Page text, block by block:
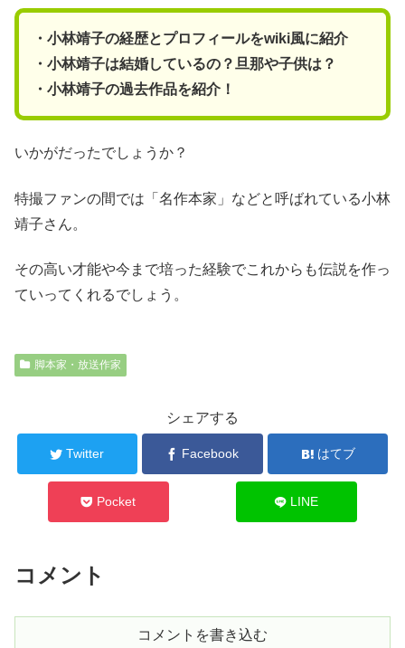
・小林靖子の経歴とプロフィールをwiki風に紹介
・小林靖子は結婚しているの？旦那や子供は？
・小林靖子の過去作品を紹介！
いかがだったでしょうか？
特撮ファンの間では「名作本家」などと呼ばれている小林
靖子さん。
その高い才能や今まで培った経験でこれからも伝説を作っ
ていってくれるでしょう。
脚本家・放送作家
シェアする
Twitter Facebook はてブ
Pocket LINE
コメント
コメントを書き込む